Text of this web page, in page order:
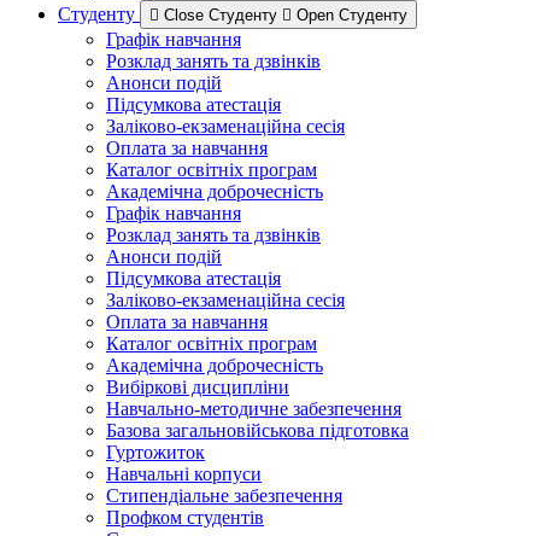
Студенту
Close Студенту Open Студенту
Графік навчання
Розклад занять та дзвінків
Анонси подій
Підсумкова атестація
Заліково-екзаменаційна сесія
Оплата за навчання
Каталог освітніх програм
Академічна доброчесність
Графік навчання
Розклад занять та дзвінків
Анонси подій
Підсумкова атестація
Заліково-екзаменаційна сесія
Оплата за навчання
Каталог освітніх програм
Академічна доброчесність
Вибіркові дисципліни
Навчально-методичне забезпечення
Базова загальновійськова підготовка
Гуртожиток
Навчальні корпуси
Стипендіальне забезпечення
Профком студентів